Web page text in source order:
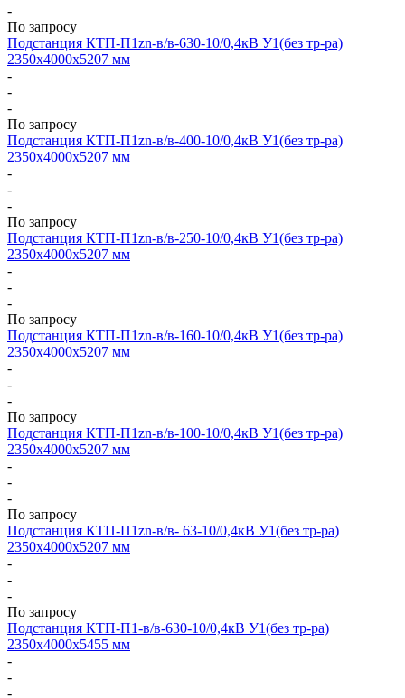
-
По запросу
Подстанция КТП-П1zn-в/в-630-10/0,4кВ У1(без тр-ра)
2350х4000х5207 мм
-
-
-
По запросу
Подстанция КТП-П1zn-в/в-400-10/0,4кВ У1(без тр-ра)
2350х4000х5207 мм
-
-
-
По запросу
Подстанция КТП-П1zn-в/в-250-10/0,4кВ У1(без тр-ра)
2350х4000х5207 мм
-
-
-
По запросу
Подстанция КТП-П1zn-в/в-160-10/0,4кВ У1(без тр-ра)
2350х4000х5207 мм
-
-
-
По запросу
Подстанция КТП-П1zn-в/в-100-10/0,4кВ У1(без тр-ра)
2350х4000х5207 мм
-
-
-
По запросу
Подстанция КТП-П1zn-в/в- 63-10/0,4кВ У1(без тр-ра)
2350х4000х5207 мм
-
-
-
По запросу
Подстанция КТП-П1-в/в-630-10/0,4кВ У1(без тр-ра)
2350х4000х5455 мм
-
-
-